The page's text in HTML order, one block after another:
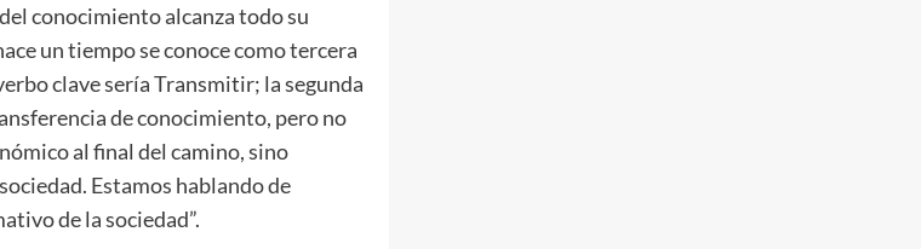
conocimiento alcanza todo su
un tiempo se conoce como tercera
clave sería Transmitir; la segunda
de conocimiento, pero no
al final del camino, sino
Estamos hablando de
de la sociedad”.